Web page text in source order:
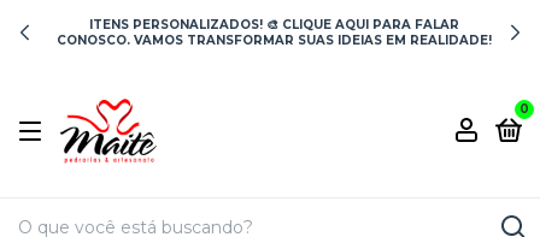
ITENS PERSONALIZADOS! 🎨 CLIQUE AQUI PARA FALAR
CONOSCO. VAMOS TRANSFORMAR SUAS IDEIAS EM REALIDADE!
0